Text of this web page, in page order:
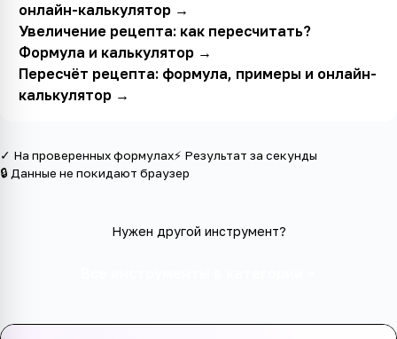
онлайн-калькулятор→
Увеличение рецепта: как пересчитать?
Формула и калькулятор→
Пересчёт рецепта: формула, примеры и онлайн-
калькулятор→
✓ На проверенных формулах⚡ Результат за секунды
🔒 Данные не покидают браузер
Нужен другой инструмент?